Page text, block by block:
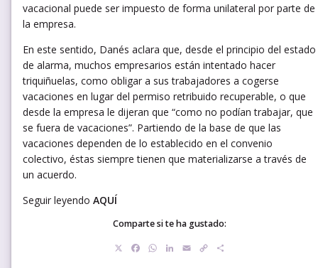
vacacional puede ser impuesto de forma unilateral por parte de
la empresa.
En este sentido, Danés aclara que, desde el principio del estado
de alarma, muchos empresarios están intentado hacer
triquiñuelas, como obligar a sus trabajadores a cogerse
vacaciones en lugar del permiso retribuido recuperable, o que
desde la empresa le dijeran que “como no podían trabajar, que
se fuera de vacaciones”. Partiendo de la base de que las
vacaciones dependen de lo establecido en el convenio
colectivo, éstas siempre tienen que materializarse a través de
un acuerdo.
Seguir leyendo AQUÍ
Comparte si te ha gustado:
Facebook
WhatsApp
LinkedIn
EmailCopy